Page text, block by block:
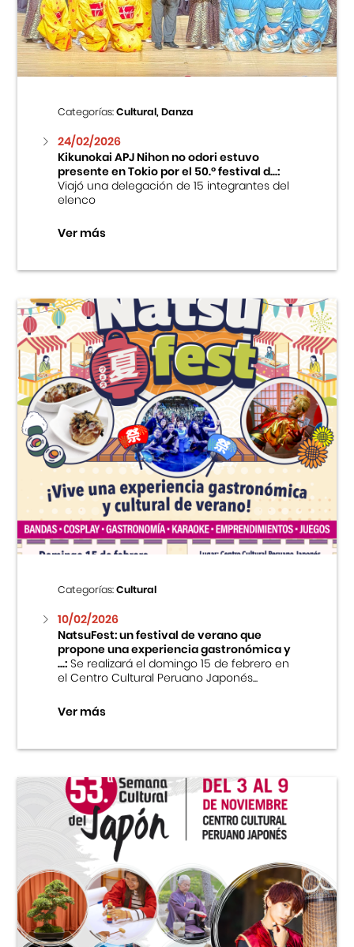
Centro Cultural Peruano Japonés
Cursos
Museo de la Inmigración Japonesa
Fondo Editorial
Teatro Peruano Japonés
Categorías:Cultural, Danza
24/02/2026
Kikunokai APJ Nihon no odori estuvo
presente en Tokio por el 50.º festival d...:
Viajó una delegación de 15 integrantes del
elenco
Ver más
Categorías:Cultural
10/02/2026
NatsuFest: un festival de verano que
propone una experiencia gastronómica y
...:Se realizará el domingo 15 de febrero en
el Centro Cultural Peruano Japonés...
Ver más